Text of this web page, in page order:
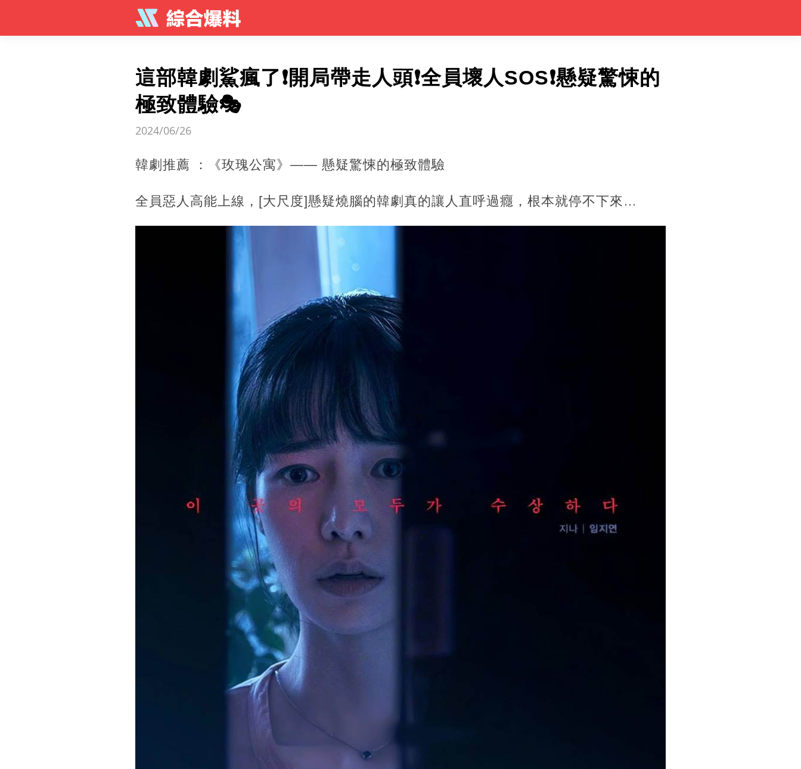
這部韓劇鯊瘋了❗開局帶走人頭❗全員壞人SOS❗懸疑驚悚的
極致體驗🎭
2024/06/26
韓劇推薦 ：《玫瑰公寓》—— 懸疑驚悚的極致體驗
全員惡人高能上線，[大尺度]懸疑燒腦的韓劇真的讓人直呼過癮，根本就停不下來…